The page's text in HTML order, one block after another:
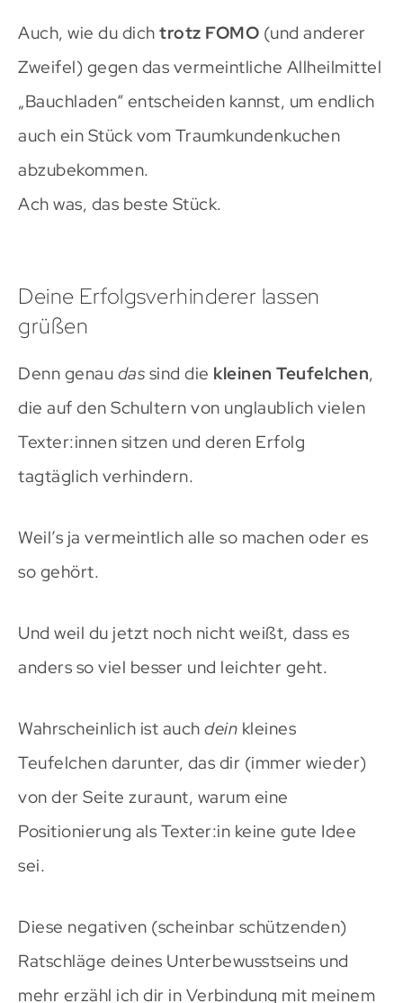
Auch, wie du dich trotz FOMO (und anderer
Zweifel) gegen das vermeintliche Allheilmittel
„Bauchladen“ entscheiden kannst, um endlich
auch ein Stück vom Traumkundenkuchen
abzubekommen.
Ach was, das beste Stück.
Deine Erfolgsverhinderer lassen
grüßen
Denn genau das sind die kleinen Teufelchen,
die auf den Schultern von unglaublich vielen
Texter:innen sitzen und deren Erfolg
tagtäglich verhindern.
Weil’s ja vermeintlich alle so machen oder es
so gehört.
Und weil du jetzt noch nicht weißt, dass es
anders so viel besser und leichter geht.
Wahrscheinlich ist auch dein kleines
Teufelchen darunter, das dir (immer wieder)
von der Seite zuraunt, warum eine
Positionierung als Texter:in keine gute Idee
sei.
Diese negativen (scheinbar schützenden)
Ratschläge deines Unterbewusstseins und
mehr erzähl ich dir in Verbindung mit meinem